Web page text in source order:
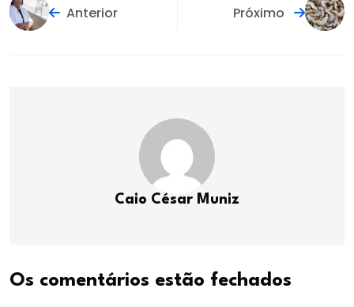
Anterior Próximo
Caio César Muniz
Os comentários estão fechados